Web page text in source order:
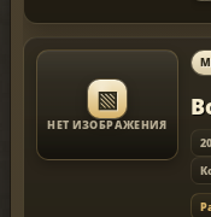
▧
НЕТ ИЗОБРАЖЕНИЯ